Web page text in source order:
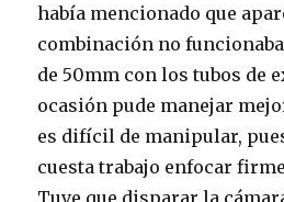
había mencionado que
combinación no
de 50mm con los tubos de
ocasión pude manejar
es difícil de manipular,
cuesta trabajo enfocar
Tuve que disparar la